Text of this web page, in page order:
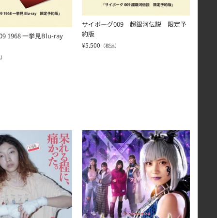
1968 一挙見Blu-ray
サイボーグ009 超銀河伝説 限定予
約版
¥5,500 （税込）
ａｙ ＢＯＸ 完全生産限定版（メーカー特典つき）
予約版 ヨドンナ ＴＨＥ ＦＩＮＡＬ 限定予約版